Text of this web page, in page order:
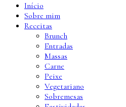
Início
Sobre mim
Receitas
Brunch
Entradas
Massas
Carne
Peixe
Vegetariano
Sobremesas